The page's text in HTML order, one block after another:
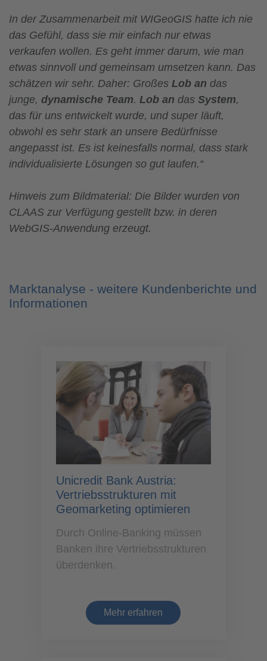
In der Zusammenarbeit mit WIGeoGIS hatte ich nie
das Gefühl, dass sie mir einfach nur etwas
verkaufen wollen. Es geht immer darum, wie man
etwas sinnvoll und gemeinsam umsetzen kann. Das
schätzen wir sehr. Daher: Großes Lob an das
junge, dynamische Team. Lob an das System,
das für uns entwickelt wurde, und super läuft,
obwohl es sehr stark an unsere Bedürfnisse
angepasst ist. Es ist keinesfalls normal, dass stark
individualisierte Lösungen so gut laufen.“
Hinweis zum Bildmaterial: Die Bilder wurden von
CLAAS zur Verfügung gestellt bzw. in deren
WebGIS-Anwendung erzeugt.
Marktanalyse - weitere Kundenberichte und
Informationen
Unicredit Bank Austria:
Vertriebsstrukturen mit
Geomarketing optimieren
Durch Online-Banking müssen
Banken ihre Vertriebsstrukturen
überdenken.
Mehr erfahren